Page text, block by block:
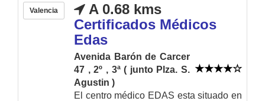
Valencia
A 0.68 kms
Certificados Médicos
Edas
Avenida Barón de Carcer
47 , 2º , 3ª ( junto Plza. S.
Agustin )
El centro médico EDAS esta situado en